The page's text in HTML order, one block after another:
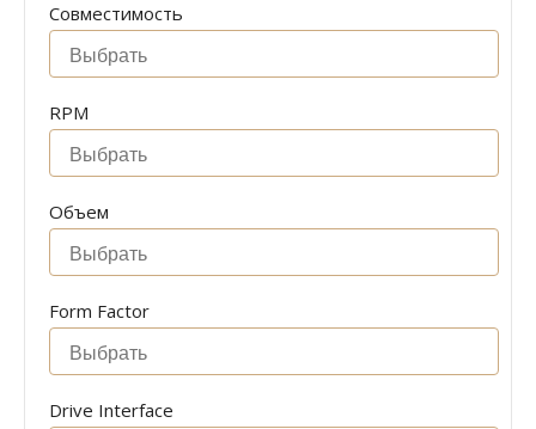
Совместимость
RPM
Объем
Form Factor
Drive Interface